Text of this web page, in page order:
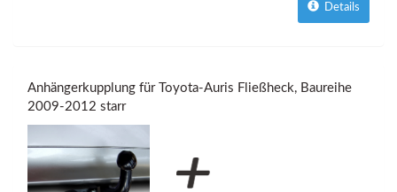
Details
Anhängerkupplung für Toyota-Auris Fließheck, Baureihe
2009-2012 starr